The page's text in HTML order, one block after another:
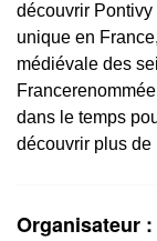
découvrir
unique en
médiévale des
dans le temps
découvrir plus de
Organisateur :